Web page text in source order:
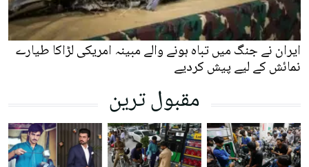
ایران نے جنگ میں تباہ ہونے والے مبینہ امریکی لڑاکا طیارے
نمائش کے لیے پیش کردیے
مقبول ترین